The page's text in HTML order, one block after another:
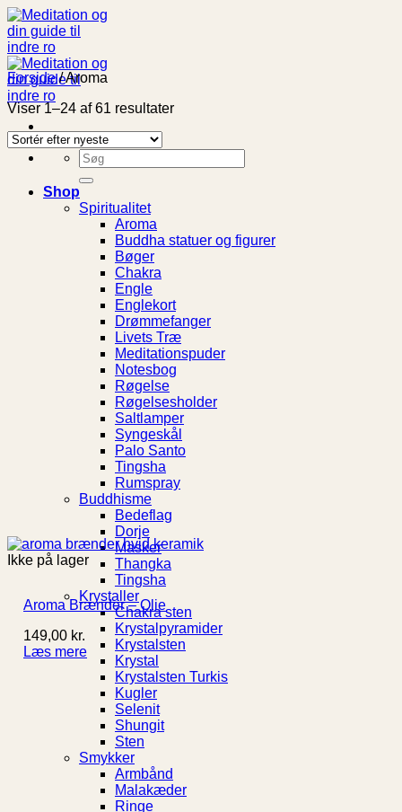
Fortsæt
til
indhold
Søg
efter:
Shop
Spiritualitet
Aroma
Buddha statuer og figurer
Bøger
Chakra
Engle
Englekort
Drømmefanger
Livets Træ
Meditationspuder
Notesbog
Røgelse
Røgelsesholder
Saltlamper
Syngeskål
Palo Santo
Tingsha
Rumspray
Buddhisme
Bedeflag
Dorje
Masker
Thangka
Tingsha
Krystaller
Chakra sten
Krystalpyramider
Krystalsten
Krystal
Krystalsten Turkis
Kugler
Selenit
Shungit
Sten
Smykker
Armbånd
Malakæder
Ringe
Forside /Aroma
Viser 1–24 af 61 resultaterSorteret
Ikke på lager
Aroma Brænder – Olie
149,00 kr.
Læs mere